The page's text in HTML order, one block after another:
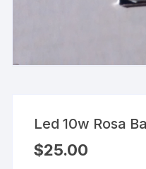
Led 10w Rosa
$25.00